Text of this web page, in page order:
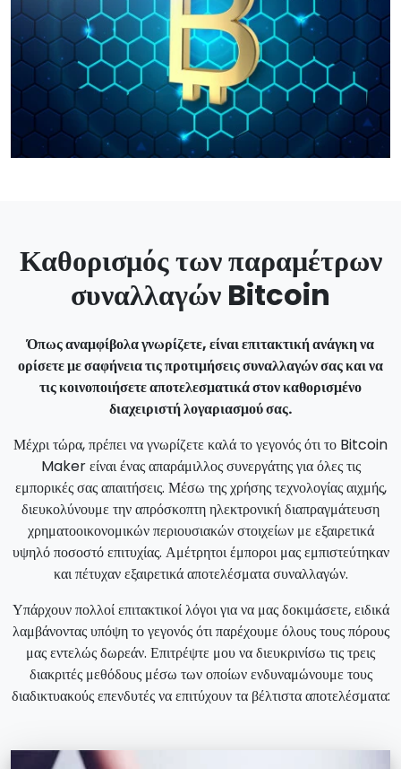
Καθορισμός των παραμέτρων
συναλλαγών Bitcoin
Όπως αναμφίβολα γνωρίζετε, είναι επιτακτική ανάγκη να
ορίσετε με σαφήνεια τις προτιμήσεις συναλλαγών σας και να
τις κοινοποιήσετε αποτελεσματικά στον καθορισμένο
διαχειριστή λογαριασμού σας.
Μέχρι τώρα, πρέπει να γνωρίζετε καλά το γεγονός ότι το Bitcoin
Maker είναι ένας απαράμιλλος συνεργάτης για όλες τις
εμπορικές σας απαιτήσεις. Μέσω της χρήσης τεχνολογίας αιχμής,
διευκολύνουμε την απρόσκοπτη ηλεκτρονική διαπραγμάτευση
χρηματοοικονομικών περιουσιακών στοιχείων με εξαιρετικά
υψηλό ποσοστό επιτυχίας. Αμέτρητοι έμποροι μας εμπιστεύτηκαν
και πέτυχαν εξαιρετικά αποτελέσματα συναλλαγών.
Υπάρχουν πολλοί επιτακτικοί λόγοι για να μας δοκιμάσετε, ειδικά
λαμβάνοντας υπόψη το γεγονός ότι παρέχουμε όλους τους πόρους
μας εντελώς δωρεάν. Επιτρέψτε μου να διευκρινίσω τις τρεις
διακριτές μεθόδους μέσω των οποίων ενδυναμώνουμε τους
διαδικτυακούς επενδυτές να επιτύχουν τα βέλτιστα αποτελέσματα: